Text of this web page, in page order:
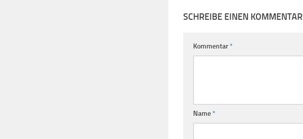
SCHREIBE EINEN KOMMENTAR
Kommentar*
Name*